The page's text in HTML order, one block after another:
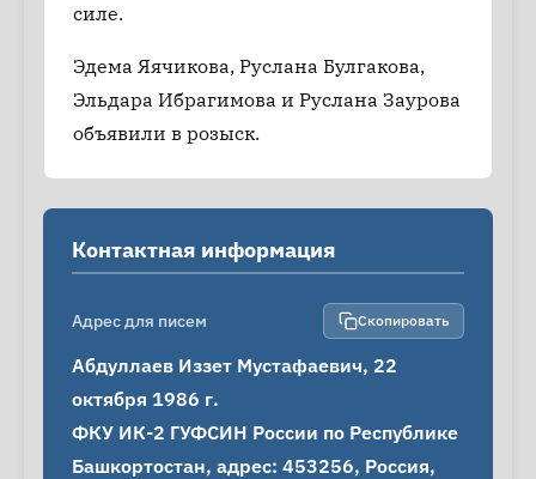
силе.
Эдема Яячикова, Руслана Булгакова,
Эльдара Ибрагимова и Руслана Заурова
объявили в розыск.
Контактная информация
Адрес для писем Скопировать
Абдуллаев Иззет Мустафаевич, 22
октября 1986 г.
ФКУ ИК-2 ГУФСИН России по Республике
Башкортостан, адрес: 453256, Россия,